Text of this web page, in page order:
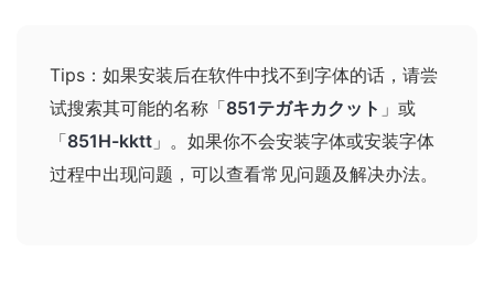
Tips：如果安装后在软件中找不到字体的话，请尝
试搜索其可能的名称 「851テガキカクット 」或
「851H-kktt 」 。如果你不会安装字体或安装字体
过程中出现问题，可以查看常见问题及解决办法。